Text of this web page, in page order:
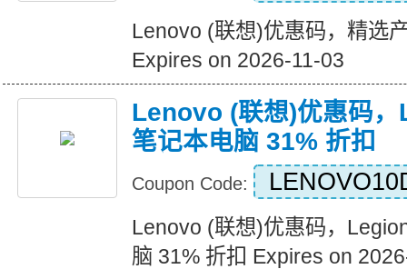
Lenovo (联想)优惠码，精选
Expires on 2026-11-03
Lenovo (联想)优惠码
笔记本电脑 31% 折扣
Coupon Code:
Lenovo (联想)优惠码，
脑 31% 折扣 Expires on